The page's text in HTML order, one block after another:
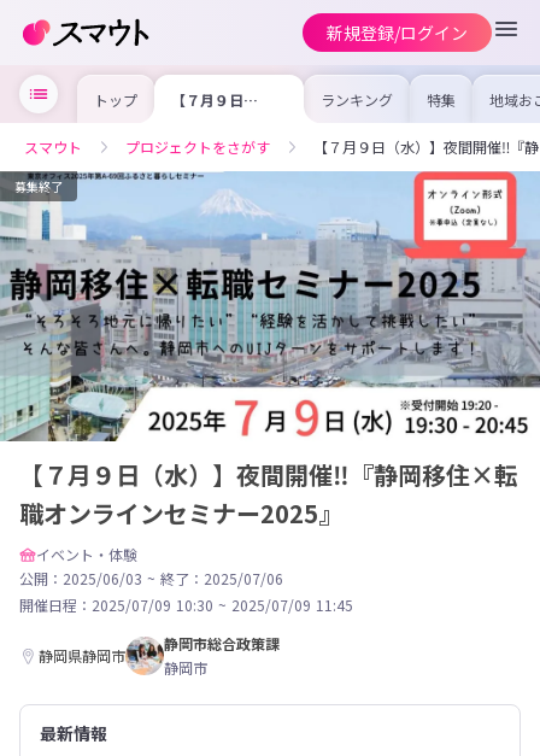
新規登録/ログイン
トップ 【７月９日
（水）】夜間開
転職オンラインセ
ミナー2025』
ランキング 特集 地域お
の求
を集め
事内容
を比較
合った
けよう
スマウト プロジェクトをさがす 【７月９日（水）】夜間開催‼
募集終了
【７月９日（水）】夜間開催‼『静岡移住×転
職オンラインセミナー2025』
イベント・体験
公開：2025/06/03 ~ 終了：2025/07/06
開催日程： 2025/07/09 10:30 ~ 2025/07/09 11:45
静岡県静岡市
静岡市総合政策課
静岡市
最新情報